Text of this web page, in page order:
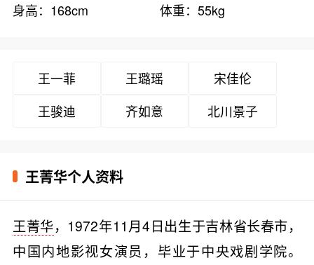
身高：168cm
体重：55kg
王一菲 王璐瑶
宋佳伦
王骏迪
齐如意 北川景子
王菁华个人资料
王菁华，1972年11月4日出生于吉林省长春市，
中国内地影视女演员，毕业于中央戏剧学院。